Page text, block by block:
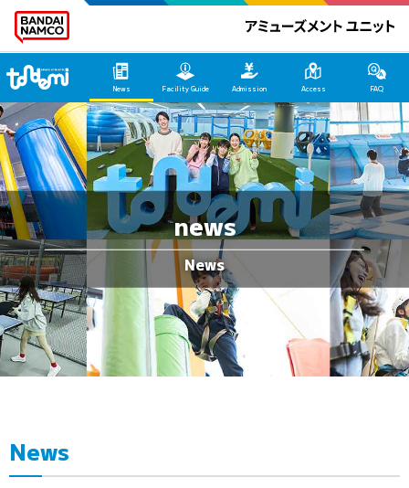
News Facility Guide Admission Access FAQ
news
News